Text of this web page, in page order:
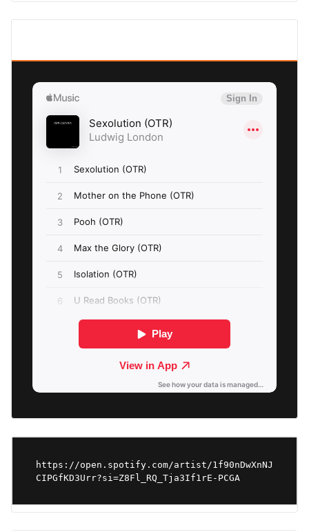
https://open.spotify.com/artist/1f90nDwXnNJ
CIPGfKD3Urr?si=Z8Fl_RQ_Tja3If1rE-PCGA